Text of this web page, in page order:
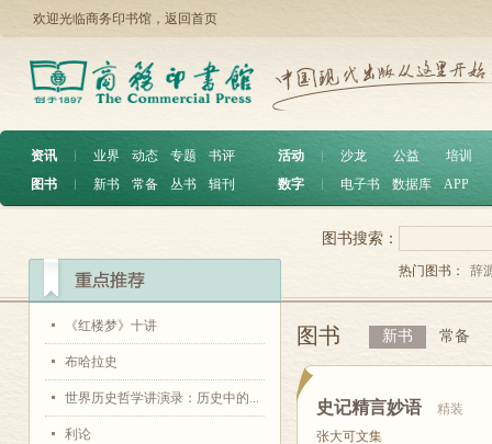
欢迎光临商务印书馆， 返回首页
资讯 ︱ 业界 动态 专题
书评
图书
︱ 新书 常备 丛书 辑刊
活动 沙龙 公益
培训
数字
电子书 数据库 APP
《红楼梦》十讲
布哈拉史
世界历史哲学讲演录：历史中的...
利论
图书搜索：
热门图书： 辞
图书 新书 常备
史记精言妙语
精装
张大可文集